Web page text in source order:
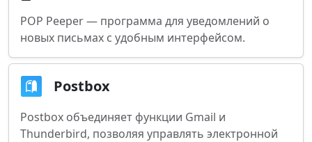
POP Peeper — программа для уведомлений о
новых письмах с удобным интерфейсом.
Postbox
Postbox объединяет функции Gmail и
Thunderbird, позволяя управлять электронной